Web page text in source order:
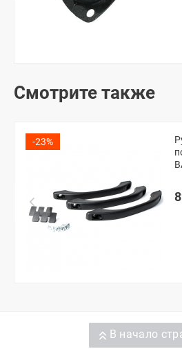
Смотрите также
-23%
В начало